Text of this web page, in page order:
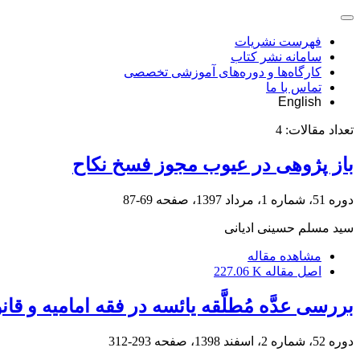
فهرست نشریات
سامانه نشر کتاب
کارگاه‌ها و دوره‌های آموزشی تخصصی
تماس با ما
English
تعداد مقالات: 4
باز پژوهی در عیوب مجوز فسخ نکاح
دوره 51، شماره 1، مرداد 1397، صفحه 69-87
سید مسلم حسینی ادیانی
مشاهده مقاله
اصل مقاله 227.06 K
بررسی عدَّه مُطلَّقه یائسه در فقه امامیه و
دوره 52، شماره 2، اسفند 1398، صفحه 293-312